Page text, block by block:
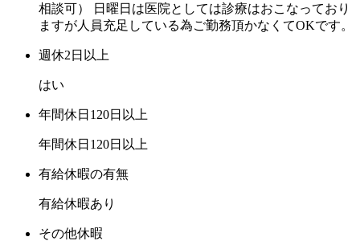
相談可） 日曜日は医院としては診療はおこなっており
ますが人員充足している為ご勤務頂かなくてOKです。
週休2日以上
はい
年間休日120日以上
年間休日120日以上
有給休暇の有無
有給休暇あり
その他休暇